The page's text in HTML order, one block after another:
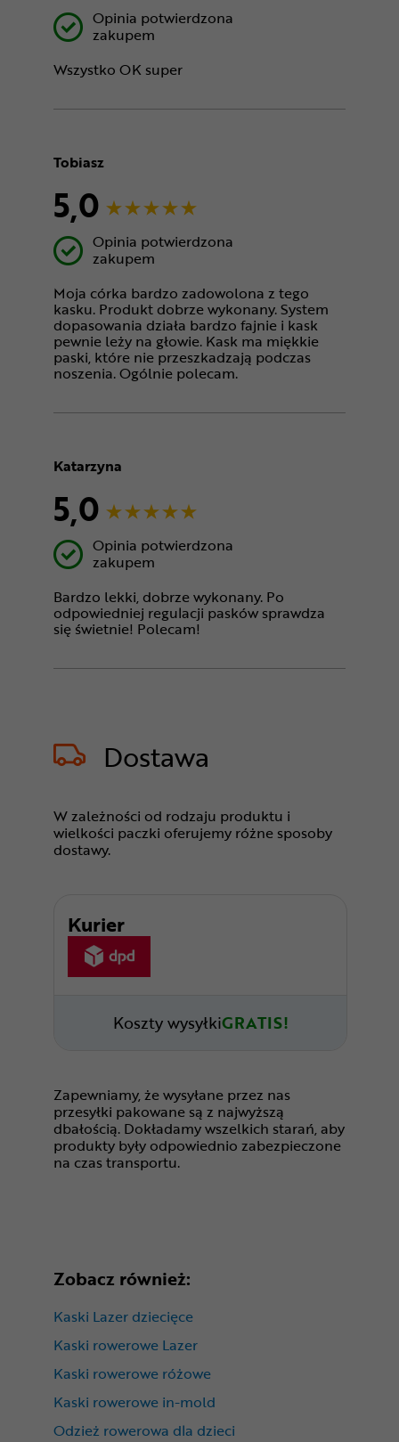
Opinia potwierdzona
zakupem
Wszystko OK super
Tobiasz
5,0
Opinia potwierdzona
zakupem
Moja córka bardzo zadowolona z tego
kasku. Produkt dobrze wykonany. System
dopasowania działa bardzo fajnie i kask
pewnie leży na głowie. Kask ma miękkie
paski, które nie przeszkadzają podczas
noszenia. Ogólnie polecam.
Katarzyna
5,0
Opinia potwierdzona
zakupem
Bardzo lekki, dobrze wykonany. Po
odpowiedniej regulacji pasków sprawdza
się świetnie! Polecam!
Dostawa
W zależności od rodzaju produktu i
wielkości paczki oferujemy różne sposoby
dostawy.
Kurier
Koszty wysyłkiGRATIS!
Zapewniamy, że wysyłane przez nas
przesyłki pakowane są z najwyższą
dbałością. Dokładamy wszelkich starań, aby
produkty były odpowiednio zabezpieczone
na czas transportu.
Zobacz również:
Kaski Lazer dziecięce
Kaski rowerowe Lazer
Kaski rowerowe różowe
Kaski rowerowe in-mold
Odzież rowerowa dla dzieci